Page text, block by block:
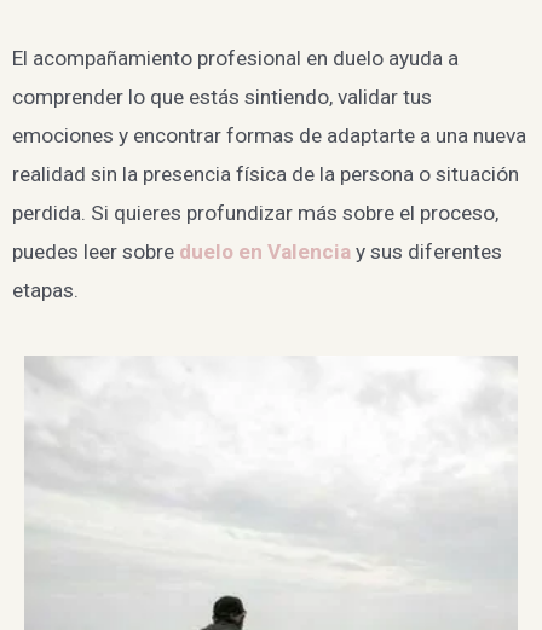
El acompañamiento profesional en duelo ayuda a
comprender lo que estás sintiendo, validar tus
emociones y encontrar formas de adaptarte a una nueva
realidad sin la presencia física de la persona o situación
perdida. Si quieres profundizar más sobre el proceso,
puedes leer sobre duelo en Valencia y sus diferentes
etapas.